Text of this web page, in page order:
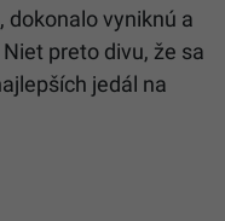
dokonalo vyniknú a
preto divu, že sa
jedál na